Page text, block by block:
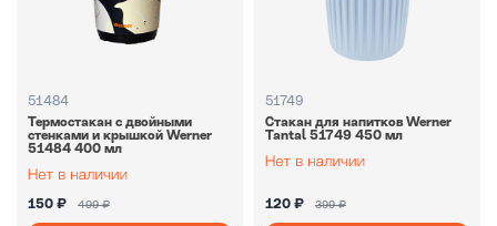
51484
Термостакан с двойными
стенками и крышкой Werner
51484 400 мл
150 ₽ 499 ₽
51749
Стакан для напитков Werner
Tantal 51749 450 мл
120 ₽ 399 ₽